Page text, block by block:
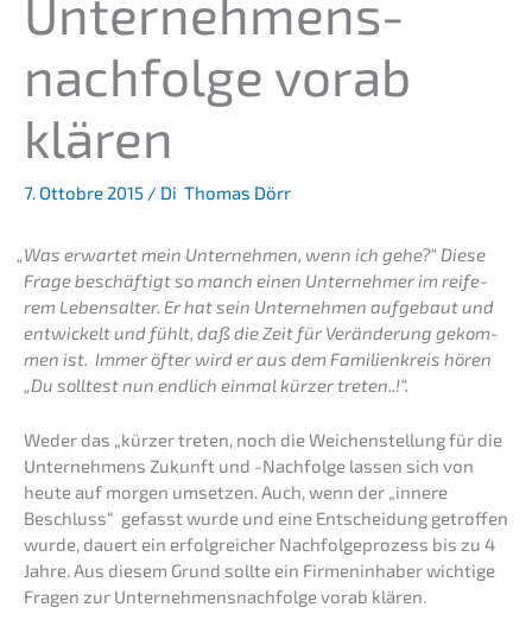
Unternehmens­
nachfolge vorab
klären
7. Ottobre 2015 / Di Thomas Dörr
„Was erwar­tet mein Unter­neh­men, wenn ich gehe?“ Diese
Frage beschäf­tigt so manch einen Unter­neh­mer im reife­
rem Lebens­al­ter. Er hat sein Unter­neh­men aufge­baut und
entwi­ckelt und fühlt, daß die Zeit für Verän­de­rung gekom­
men ist. Immer öfter wird er aus dem Famili­en­kreis hören
„Du solltest nun endlich einmal kürzer treten..!“.
Weder das „kürzer treten, noch die Weichen­stel­lung für die
Unter­neh­mens Zukunft und -Nachfol­ge lassen sich von
heute auf morgen umset­zen. Auch, wenn der „innere
Beschluss“ gefasst wurde und eine Entschei­dung getrof­fen
wurde, dauert ein erfolg­rei­cher Nachfol­ge­pro­zess bis zu 4
Jahre. Aus diesem Grund sollte ein Firmen­in­ha­ber wichti­ge
Fragen zur Unternehmens­nachfolge vorab klären.